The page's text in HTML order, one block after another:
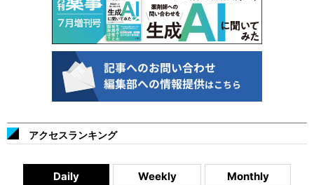
アクセスランキング
Daily Weekly Monthly